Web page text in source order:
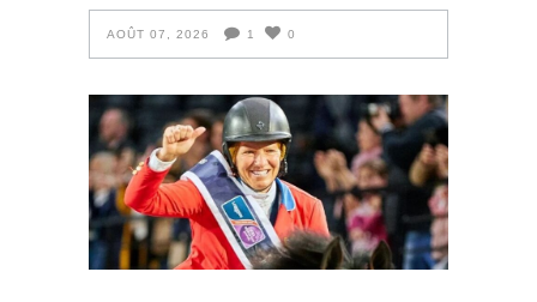
AOÛT 07, 2026 1 0